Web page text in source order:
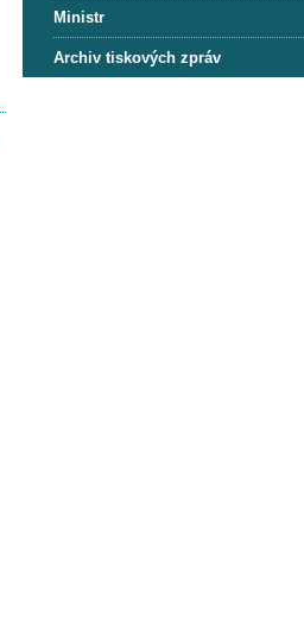
Ministr
Archiv tiskových zpráv